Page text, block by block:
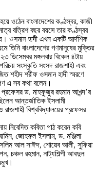
ওঠেন বাংলাদেশের কণ্ঠস্বর, কাজী
বত্রিশ বছর বয়সে তার কণ্ঠস্বর
ওসমান হাদী এখন একটি আর্দশিক
তিনি বাংলাদেশের গণমানুষের মুক্তির
ডিসেম্বর মঙ্গলবার বিকেল ৪টায়
পরিচয় সংস্কৃতি সংসদ রাজশাহী এবং
শহীদ শরীফ ওসমান হাদী স্মরণে
এ সব কথা বলেন।
ড. মাহফুজুর রহমান আখন্দ’র
আন্তর্জাতিক ইসলামী
রাজশাহী বিশ্ববিদ্যালয়ের প্রফেসর
কবিতা পাঠ করেন কবি
জোহরুল ইসলাম, ড. মঞ্জিলা
আল সাঈদ, শোয়েব আলী, সুফিয়া
চঞ্চল রহমান, নাট্যশিল্পী আবদুল